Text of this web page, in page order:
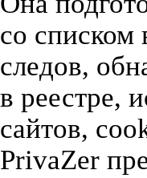
со
следов,
в реестре,
сайтов,
PrivaZer